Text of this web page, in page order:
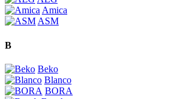
Amica
ASM
B
Beko
Blanco
BORA